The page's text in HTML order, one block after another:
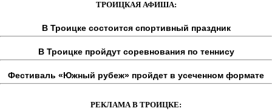
ТРОИЦКАЯ АФИША:
В Троицке состоится спортивный праздник
В Троицке пройдут соревнования по теннису
Фестиваль «Южный рубеж» пройдет в усеченном формате
РЕКЛАМА В ТРОИЦКЕ: